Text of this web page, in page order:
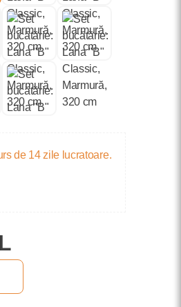
de 14 zile lucratoare.